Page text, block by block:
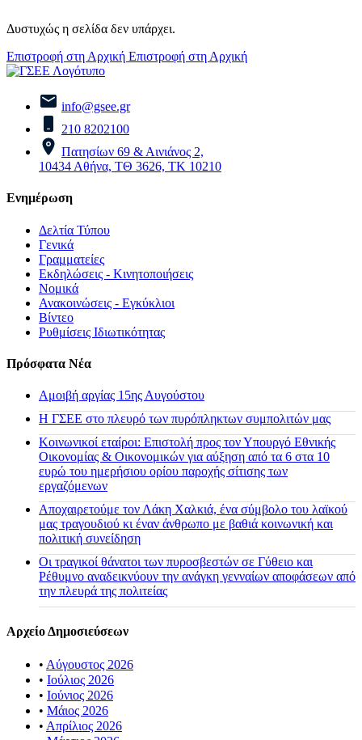
Δυστυχώς η σελίδα δεν υπάρχει.
Επιστροφή στη Αρχική Επιστροφή στη Αρχική
info@gsee.gr
210 8202100
Πατησίων 69 & Αινιάνος 2,
10434 Αθήνα, ΤΘ 3626, ΤΚ 10210
Ενημέρωση
Δελτία Τύπου
Γενικά
Γραμματείες
Εκδηλώσεις - Κινητοποιήσεις
Νομικά
Ανακοινώσεις - Εγκύκλιοι
Βίντεο
Ρυθμίσεις Ιδιωτικότητας
Πρόσφατα Νέα
Αμοιβή αργίας 15ης Αυγούστου
H ΓΣΕΕ στο πλευρό των πυρόπληκτων συμπολιτών μας
Κοινωνικοί εταίροι: Επιστολή προς τον Υπουργό Εθνικής
Οικονομίας & Οικονομικών για αύξηση από τα 6 στα 10
ευρώ του ημερήσιου ορίου παροχής σίτισης των
εργαζόμενων
Αποχαιρετούμε τον Λάκη Χαλκιά, ένα σύμβολο του λαϊκού
μας τραγουδιού κι έναν άνθρωπο με βαθιά κοινωνική και
πολιτική συνείδηση
Οι τραγικοί θάνατοι των πυροσβεστών σε Γύθειο και
Ρέθυμνο αναδεικνύουν την ανάγκη γενναίων αποφάσεων από
την πλευρά της πολιτείας
Αρχείο Δημοσιεύσεων
• Αύγουστος 2026
• Ιούλιος 2026
• Ιούνιος 2026
• Μάιος 2026
• Απρίλιος 2026